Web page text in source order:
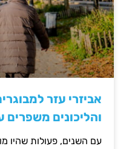
אביזרי עזר
והליכונים
עם השנים, פעולות שהיו